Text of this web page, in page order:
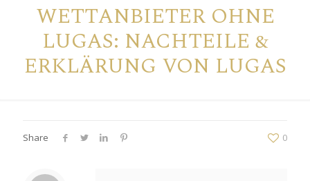
WETTANBIETER OHNE
LUGAS: NACHTEILE &
ERKLÄRUNG VON LUGAS
Share 0